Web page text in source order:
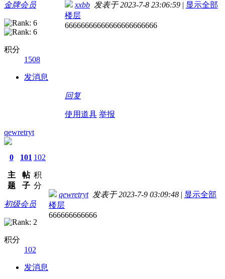
金牌会员
积分
1508
发消息
xxbb 发表于 2023-7-8 23:06:59 | 显示全部
楼层
66666666666666666666666
回复
使用道具 举报
qewretryt
0
主
题
101
帖
子
102
积
分
初级会员
积分
102
发消息
qewretryt发表于 2023-7-9 03:09:48 | 显示全部
楼层
666666666666